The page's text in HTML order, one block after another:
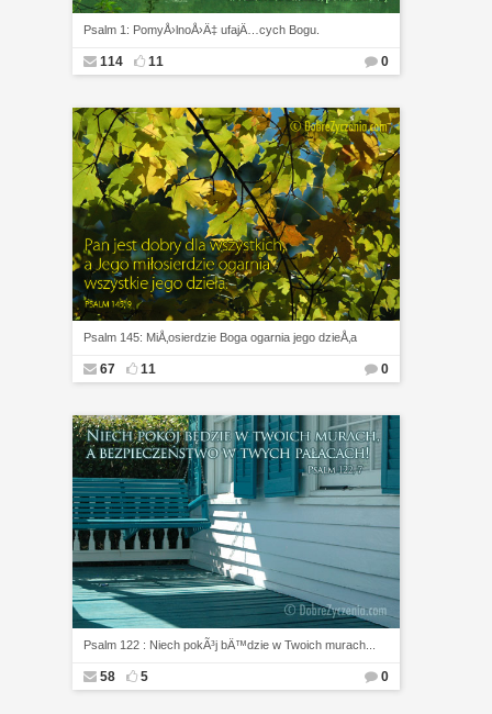
Psalm 1: PomyÅ›lnoÅ›Ä‡ ufajÄ…cych Bogu.
114 11 0
Psalm 145: MiÅ‚osierdzie Boga ogarnia jego dzieÅ‚a
67 11 0
Psalm 122 : Niech pokÃ³j bÄ™dzie w Twoich murach...
58 5 0